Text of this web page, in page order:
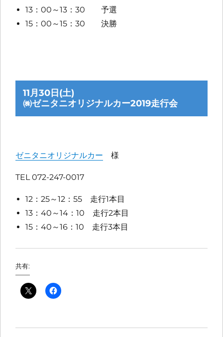
13：00～13：30 予選
15：00～15：30 決勝
11月30日(土)
㈱ゼニタニオリジナルカー2019走行会
ゼニタニオリジナルカー 様
TEL 072-247-0017
12：25～12：55 走行1本目
13：40～14：10 走行2本目
15：40～16：10 走行3本目
共有: